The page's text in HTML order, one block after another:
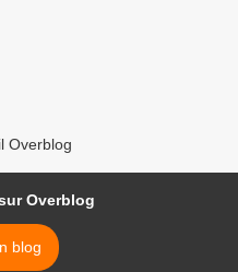
Overblog
Overblog
blog